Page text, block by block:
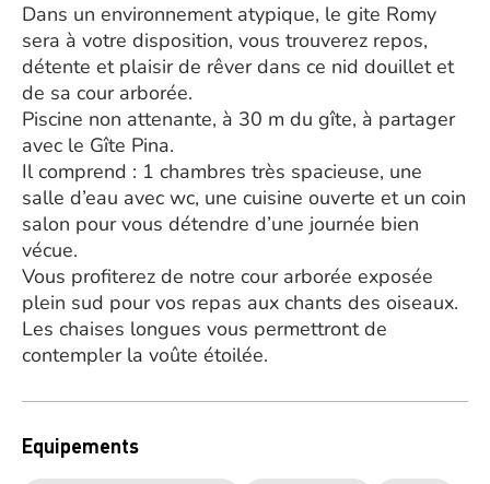
Dans un environnement atypique, le gite Romy
sera à votre disposition, vous trouverez repos,
détente et plaisir de rêver dans ce nid douillet et
de sa cour arborée.
Piscine non attenante, à 30 m du gîte, à partager
avec le Gîte Pina.
Il comprend : 1 chambres très spacieuse, une
salle d’eau avec wc, une cuisine ouverte et un coin
salon pour vous détendre d’une journée bien
vécue.
Vous profiterez de notre cour arborée exposée
plein sud pour vos repas aux chants des oiseaux.
Les chaises longues vous permettront de
contempler la voûte étoilée.
Equipements